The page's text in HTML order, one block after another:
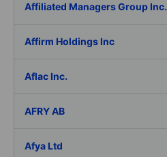
Affiliated Managers Group Inc.
Affirm Holdings Inc
Aflac Inc.
AFRY AB
Afya Ltd